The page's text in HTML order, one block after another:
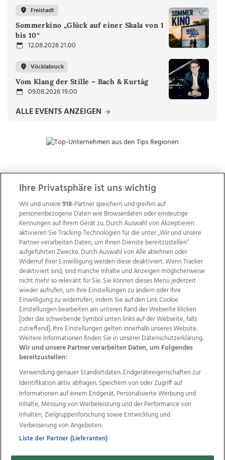
Freistadt
Sommerkino „Glück auf einer Skala von 1
bis 10“
12.08.2026 21:00
Vöcklabruck
Vom Klang der Stille – Bach & Kurtág
09.08.2026 19:00
ALLE EVENTS ANZEIGEN
ZUR NACHRICHTENÜBERSICHT
Wir über uns Mediadaten Kontakt
Jobs
Datenschutz
Impressum
AGB Anzeigekunden
AGB Website
Ehrenkodex Politische Werbung
Weitere Angebote des Medienhauses Wimmer
TV1 di-mog-i.at OÖNow
Ischler Woche
Life Radio
OÖNachrichten
OÖN Immobilien
OÖN Karriere
OÖN Reise
Promenaden Galerien
Regionaljobs
wasistlos.at
Ihre Privatsphäre ist uns wichtig
Wir und unsere918-Partner speichern und greifen auf
personenbezogene Daten wie Browserdaten oder eindeutige
Kennungen auf Ihrem Gerät zu. Durch Auswahl von Akzeptieren
aktivieren Sie Tracking-Technologien für die unter „Wir und unsere
Partner verarbeiten Daten, um Ihnen Dienste bereitzustellen“
aufgeführten Zwecke. Durch Auswahl von Alle ablehnen oder
Widerruf Ihrer Einwilligung werden diese deaktiviert. Wenn Tracker
deaktiviert sind, sind manche Inhalte und Anzeigen möglicherweise
nicht mehr so relevant für Sie. Sie können dieses Menü jederzeit
wieder aufrufen, um Ihre Einstellungen zu ändern oder Ihre
Einwilligung zu widerrufen, indem Sie auf den Link Cookie
Einstellungen bearbeiten am unteren Rand der Webseite klicken
[oder das schwebende Symbol unten links auf der Webseite, falls
zutreffend]. Ihre Einstellungen gelten innerhalb unseres Website.
Weitere Informationen finden Sie in unserer Datenschutzerklärung.
Wir und unsere Partner verarbeiten Daten, um Folgendes
bereitzustellen:
Verwendung genauer Standortdaten. Endgeräteeigenschaften zur
Identifikation aktiv abfragen. Speichern von oder Zugriff auf
Informationen auf einem Endgerät. Personalisierte Werbung und
Inhalte, Messung von Werbeleistung und der Performance von
Inhalten, Zielgruppenforschung sowie Entwicklung und
Verbesserung von Angeboten.
Liste der Partner (Lieferanten)